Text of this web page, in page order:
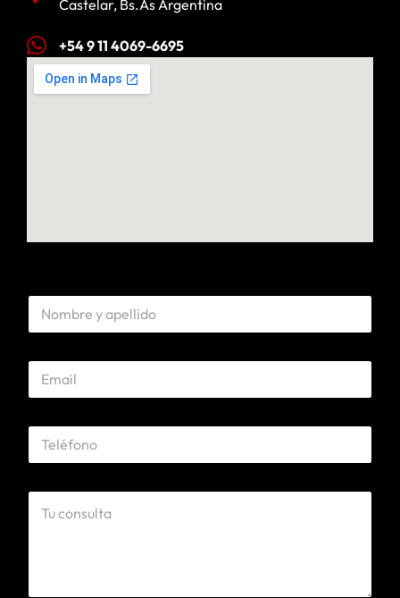
Castelar, Bs.As Argentina
+54 9 11 4069-6695